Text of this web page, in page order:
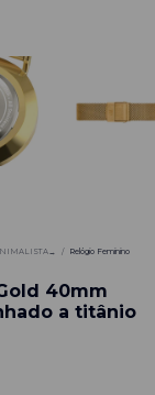
/
Relógio Feminino
40mm
a titânio